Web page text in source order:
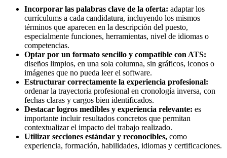
Incorporar las palabras clave de la oferta: adaptar los
currículums a cada candidatura, incluyendo los mismos
términos que aparecen en la descripción del puesto,
especialmente funciones, herramientas, nivel de idiomas o
competencias.
Optar por un formato sencillo y compatible con ATS:
diseños limpios, en una sola columna, sin gráficos, iconos o
imágenes que no pueda leer el software.
Estructurar correctamente la experiencia profesional:
ordenar la trayectoria profesional en cronología inversa, con
fechas claras y cargos bien identificados.
Destacar logros medibles y experiencia relevante: es
importante incluir resultados concretos que permitan
contextualizar el impacto del trabajo realizado.
Utilizar secciones estándar y reconocibles, como
experiencia, formación, habilidades, idiomas y certificaciones.